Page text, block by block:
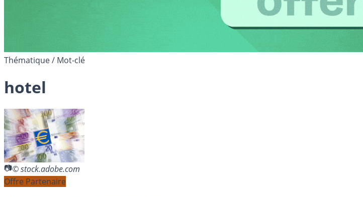
Thématique / Mot-clé
hotel
© stock.adobe.com
Offre Partenaire